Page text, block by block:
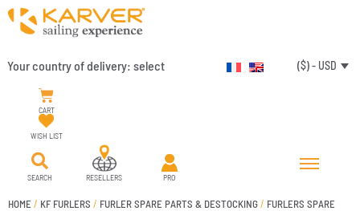
Your country of delivery: select ($) - USD
CART
WISH LIST
SEARCH RESELLERS PRO
HOME / KF FURLERS / FURLER SPARE PARTS & DESTOCKING/ FURLERS SPARE